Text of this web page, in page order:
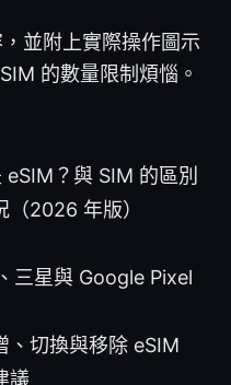
並附上實際操作圖示
的數量限制煩惱。
？與 SIM 的區別
2026 年版）
三星與 Google Pixel
、切換與移除 eSIM
議